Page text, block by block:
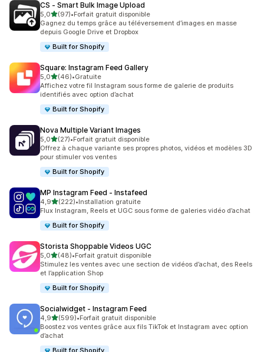
CS ‑ Smart Bulk Image Upload
5,0étoile(s) sur 5
(97)
97 avis au total
•Forfait gratuit disponible
Gagnez du temps grâce au téléversement d’images en masse
depuis Google Drive et Dropbox
Built for Shopify
Square: Instagram Feed Gallery
5,0étoile(s) sur 5
(46)
46 avis au total
•Gratuite
Affichez votre fil Instagram sous forme de galerie de produits
identifiés avec option d’achat
Built for Shopify
Nova Multiple Variant Images
5,0étoile(s) sur 5
(27)
27 avis au total
•Forfait gratuit disponible
Offrez à chaque variante ses propres photos, vidéos et modèles 3D
pour stimuler vos ventes
Built for Shopify
MP Instagram Feed ‑ Instafeed
4,9étoile(s) sur 5
(222)
222 avis au total
•Installation gratuite
Flux Instagram, Reels et UGC sous forme de galeries vidéo d’achat
Built for Shopify
Storista Shoppable Videos UGC
5,0étoile(s) sur 5
(48)
48 avis au total
•Forfait gratuit disponible
Stimulez les ventes avec une section de vidéos d’achat, des Reels
et l’application Shop
Built for Shopify
Socialwidget ‑ Instagram Feed
4,9étoile(s) sur 5
(599)
599 avis au total
•Forfait gratuit disponible
Boostez vos ventes grâce aux fils TikTok et Instagram avec option
d’achat